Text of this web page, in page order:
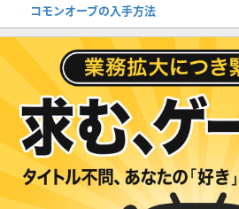
コモンオーブの入手方法